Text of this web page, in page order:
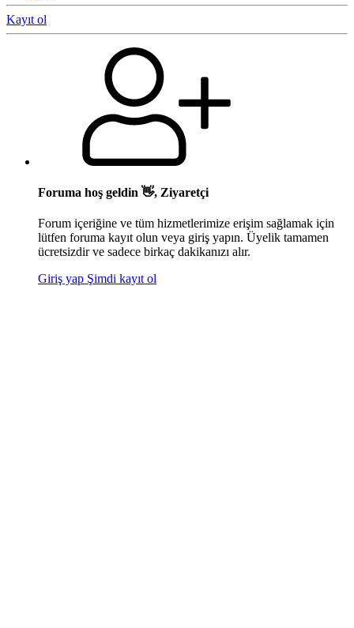
Kayıt ol
Foruma hoş geldin 👋, Ziyaretçi
Forum içeriğine ve tüm hizmetlerimize erişim sağlamak için
lütfen foruma kayıt olun veya giriş yapın. Üyelik tamamen
ücretsizdir ve sadece birkaç dakikanızı alır.
Giriş yap Şimdi kayıt ol